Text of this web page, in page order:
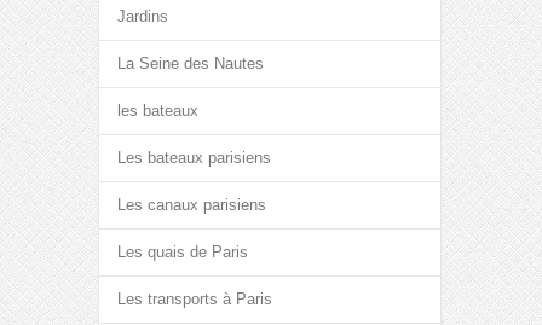
Jardins
La Seine des Nautes
les bateaux
Les bateaux parisiens
Les canaux parisiens
Les quais de Paris
Les transports à Paris